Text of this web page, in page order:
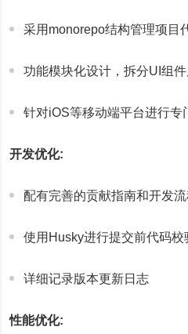
采用monorepo结构管理项目
功能模块化设计，拆分UI组
针对iOS等移动端平台进行专
开发优化:
配有完善的贡献指南和开发
使用Husky进行提交前代码
详细记录版本更新日志
性能优化: